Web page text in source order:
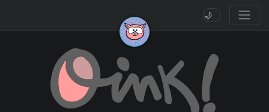
🌙